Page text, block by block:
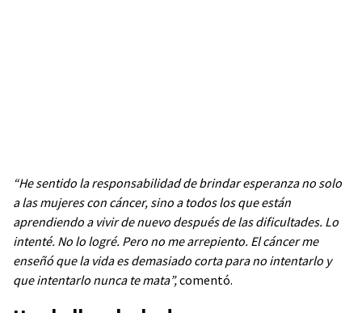
“He sentido la responsabilidad de brindar esperanza no solo
a las mujeres con cáncer, sino a todos los que están
aprendiendo a vivir de nuevo después de las dificultades. Lo
intenté. No lo logré. Pero no me arrepiento. El cáncer me
enseñó que la vida es demasiado corta para no intentarlo y
que intentarlo nunca te mata”,comentó.